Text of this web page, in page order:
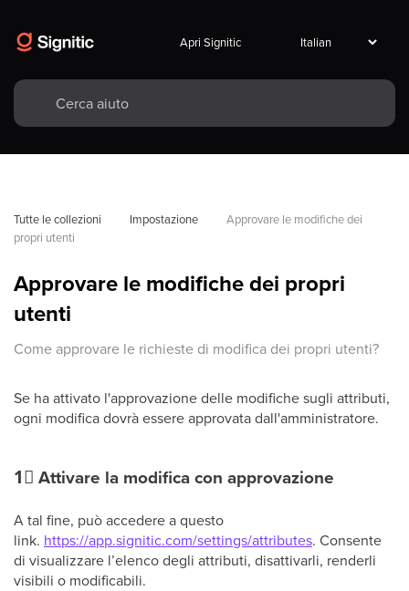
Apri Signitic
Tutte le collezioni Impostazione
Approvare le modifiche dei
propri utenti
Approvare le modifiche dei propri
utenti
Come approvare le richieste di modifica dei propri utenti?
Se ha attivato l'approvazione delle modifiche sugli attributi,
ogni modifica dovrà essere approvata dall'amministratore.
1⃣ Attivare la modifica con approvazione
A tal fine, può accedere a questo
link. https://app.signitic.com/settings/attributes. Consente
di visualizzare l’elenco degli attributi, disattivarli, renderli
visibili o modificabili.